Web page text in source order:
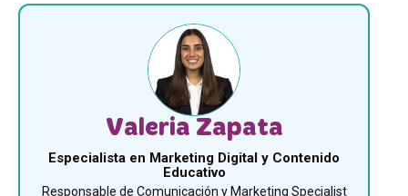
Valeria Zapata
Especialista en Marketing Digital y Contenido
Educativo
Responsable de Comunicación y Marketing Specialist